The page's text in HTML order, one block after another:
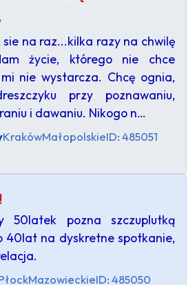
na raz...kilka razy na chwilę
życie, którego nie chce
nie wystarcza. Chcę ognia,
przy poznawaniu,
i dawaniu. Nikogo n…
KrakówMałopolskieID: 485051
50latek pozna szczuplutką
40lat na dyskretne spotkanie,
MazowieckieID: 485050